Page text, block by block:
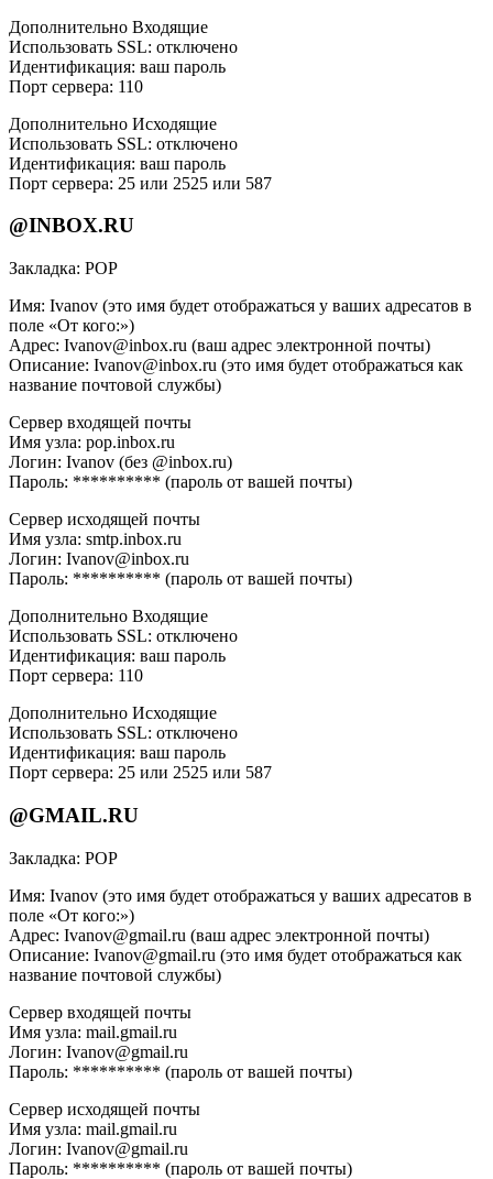
Дополнительно Входящие
Использовать SSL: отключено
Идентификация: ваш пароль
Порт сервера: 110
Дополнительно Исходящие
Использовать SSL: отключено
Идентификация: ваш пароль
Порт сервера: 25 или 2525 или 587
@INBOX.RU
Закладка: РОР
Имя: Ivanov (это имя будет отображаться у ваших адресатов в
поле «От кого:»)
Адрес: Ivanov@inbox.ru (ваш адрес электронной почты)
Описание: Ivanov@inbox.ru (это имя будет отображаться как
название почтовой службы)
Сервер входящей почты
Имя узла: pop.inbox.ru
Логин: Ivanov (без @inbox.ru)
Пароль: ********** (пароль от вашей почты)
Сервер исходящей почты
Имя узла: smtp.inbox.ru
Логин: Ivanov@inbox.ru
Пароль: ********** (пароль от вашей почты)
Дополнительно Входящие
Использовать SSL: отключено
Идентификация: ваш пароль
Порт сервера: 110
Дополнительно Исходящие
Использовать SSL: отключено
Идентификация: ваш пароль
Порт сервера: 25 или 2525 или 587
@GMAIL.RU
Закладка: РОР
Имя: Ivanov (это имя будет отображаться у ваших адресатов в
поле «От кого:»)
Адрес: Ivanov@gmail.ru (ваш адрес электронной почты)
Описание: Ivanov@gmail.ru (это имя будет отображаться как
название почтовой службы)
Сервер входящей почты
Имя узла: mail.gmail.ru
Логин: Ivanov@gmail.ru
Пароль: ********** (пароль от вашей почты)
Сервер исходящей почты
Имя узла: mail.gmail.ru
Логин: Ivanov@gmail.ru
Пароль: ********** (пароль от вашей почты)